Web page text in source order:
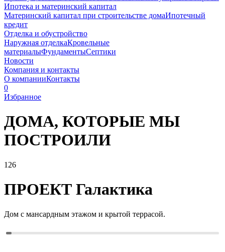
Ипотека и материнский капитал
Материнский капитал при строительстве домаИпотечный
кредит
Отделка и обустройство
Наружная отделкаКровельные
материалыФундаментыСептики
Новости
Компания и контакты
О компанииКонтакты
0
Избранное
ДОМА, КОТОРЫЕ МЫ
ПОСТРОИЛИ
126
ПРОЕКТ Галактика
Дом с мансардным этажом и крытой террасой.